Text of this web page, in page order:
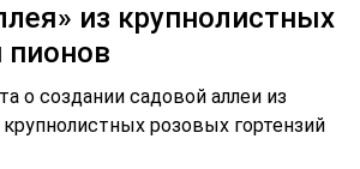
из крупнолистных
пионов
о создании садовой аллеи из
розовых гортензий